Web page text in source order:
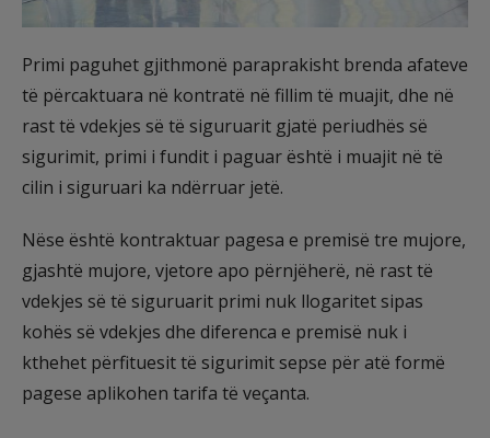
Primi paguhet gjithmonë paraprakisht brenda afateve
të përcaktuara në kontratë në fillim të muajit, dhe në
rast të vdekjes së të siguruarit gjatë periudhës së
sigurimit, primi i fundit i paguar është i muajit në të
cilin i siguruari ka ndërruar jetë.
Nëse është kontraktuar pagesa e premisë tre mujore,
gjashtë mujore, vjetore apo përnjëherë, në rast të
vdekjes së të siguruarit primi nuk llogaritet sipas
kohës së vdekjes dhe diferenca e premisë nuk i
kthehet përfituesit të sigurimit sepse për atë formë
pagese aplikohen tarifa të veçanta.